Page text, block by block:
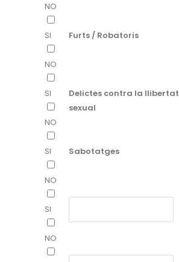
NO
SI
NO
Furts / Robatoris
SI
NO
Delictes contra la llibertat
sexual
SI
NO
Sabotatges
SI
NO